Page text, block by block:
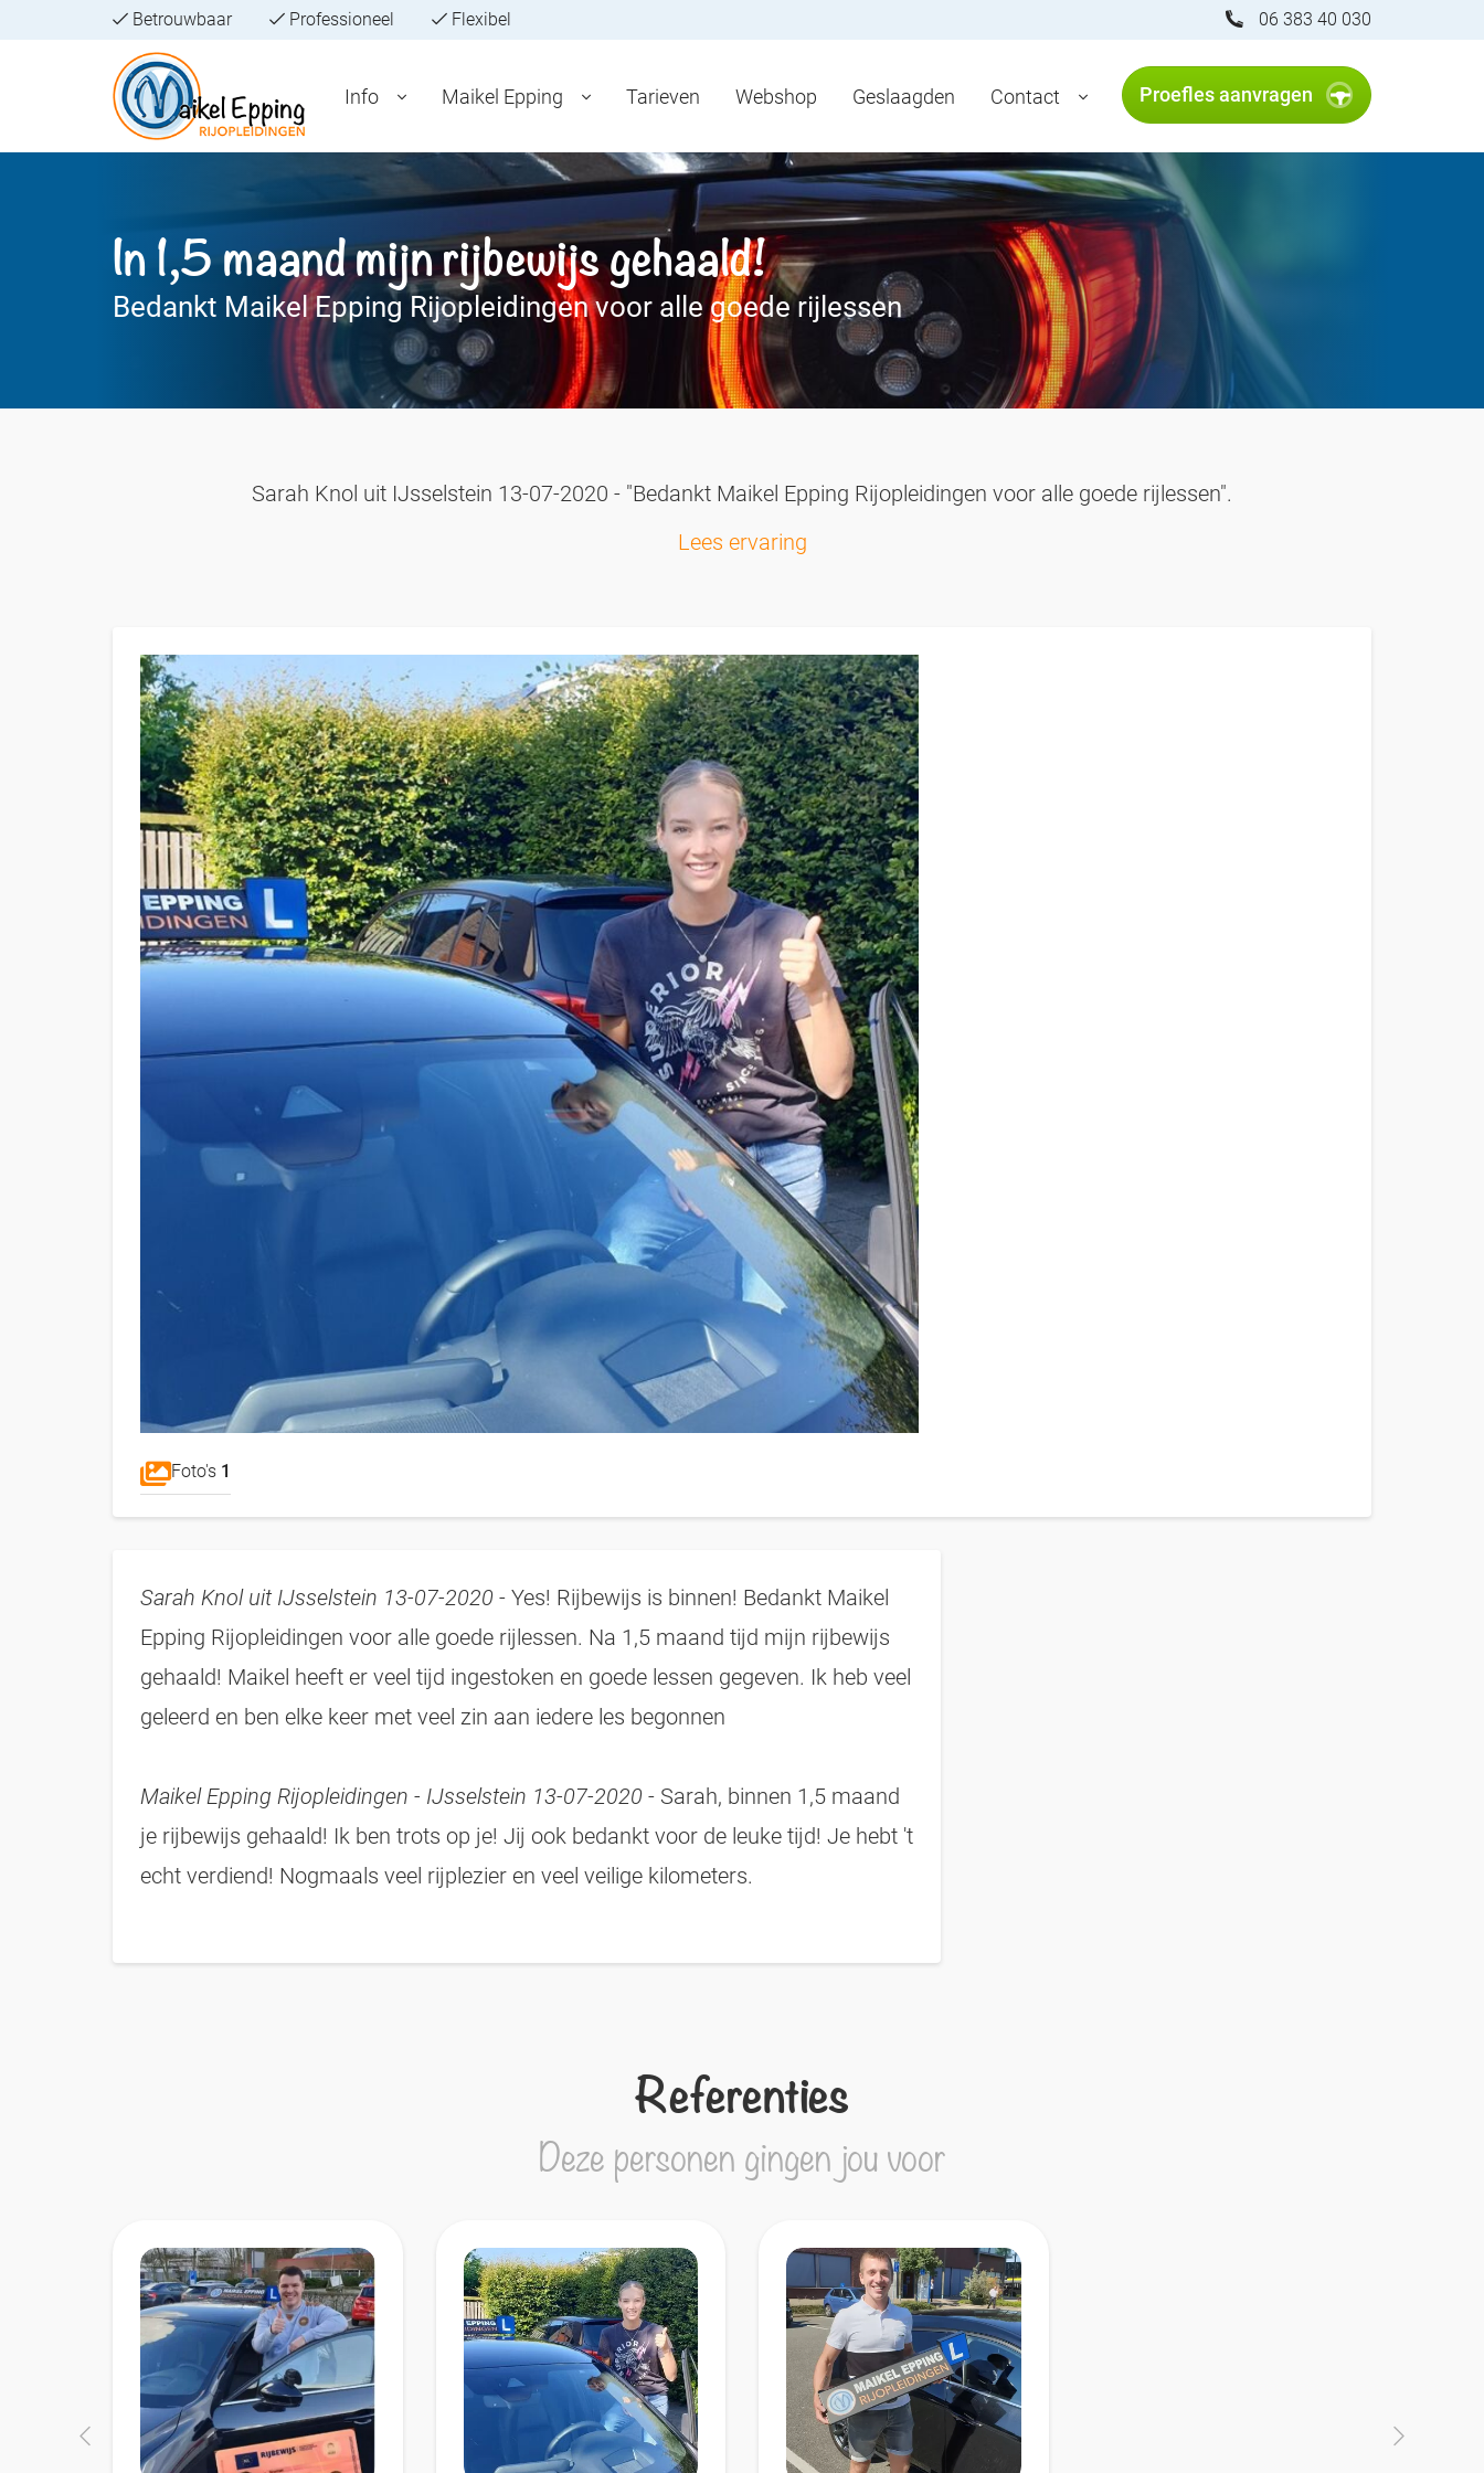
In 1,5 maand mijn rijbewijs gehaald!
Bedankt Maikel Epping Rijopleidingen voor alle goede rijlessen
Sarah Knol uit IJsselstein 13-07-2020 - "Bedankt Maikel Epping Rijopleidingen voor alle goede rijlessen".
Lees ervaring
Foto's 1
Sarah Knol uit IJsselstein 13-07-2020 - Yes! Rijbewijs is binnen! Bedankt Maikel
Epping Rijopleidingen voor alle goede rijlessen. Na 1,5 maand tijd mijn rijbewijs
gehaald! Maikel heeft er veel tijd ingestoken en goede lessen gegeven. Ik heb veel
geleerd en ben elke keer met veel zin aan iedere les begonnen
Maikel Epping Rijopleidingen - IJsselstein 13-07-2020 - Sarah, binnen 1,5 maand
je rijbewijs gehaald! Ik ben trots op je! Jij ook bedankt voor de leuke tijd! Je hebt 't
echt verdiend! Nogmaals veel rijplezier en veel veilige kilometers.
Referenties
Deze personen gingen jou voor
Betrouwbaar Professioneel Flexibel 06 383 40 030
Proefles aanvragen
Info Maikel Epping Tarieven Webshop Geslaagden Contact